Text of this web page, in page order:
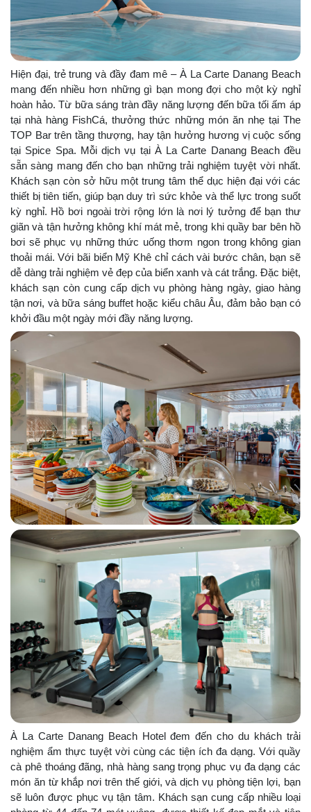
Hiện đại, trẻ trung và đầy đam mê – À La Carte Danang Beach
mang đến nhiều hơn những gì bạn mong đợi cho một kỳ nghỉ
hoàn hảo. Từ bữa sáng tràn đầy năng lượng đến bữa tối ấm áp
tại nhà hàng FishCá, thưởng thức những món ăn nhẹ tại The
TOP Bar trên tầng thượng, hay tận hưởng hương vị cuộc sống
tại Spice Spa. Mỗi dịch vụ tại À La Carte Danang Beach đều
sẵn sàng mang đến cho bạn những trải nghiệm tuyệt vời nhất.
Khách sạn còn sở hữu một trung tâm thể dục hiện đại với các
thiết bị tiên tiến, giúp bạn duy trì sức khỏe và thể lực trong suốt
kỳ nghỉ. Hồ bơi ngoài trời rộng lớn là nơi lý tưởng để bạn thư
giãn và tận hưởng không khí mát mẻ, trong khi quầy bar bên hồ
bơi sẽ phục vụ những thức uống thơm ngon trong không gian
thoải mái. Với bãi biển Mỹ Khê chỉ cách vài bước chân, bạn sẽ
dễ dàng trải nghiệm vẻ đẹp của biển xanh và cát trắng. Đặc biệt,
khách sạn còn cung cấp dịch vụ phòng hàng ngày, giao hàng
tận nơi, và bữa sáng buffet hoặc kiểu châu Âu, đảm bảo bạn có
khởi đầu một ngày mới đầy năng lượng.
À La Carte Danang Beach Hotel đem đến cho du khách trải
nghiệm ẩm thực tuyệt vời cùng các tiện ích đa dạng. Với quầy
cà phê thoáng đãng, nhà hàng sang trọng phục vụ đa dạng các
món ăn từ khắp nơi trên thế giới, và dịch vụ phòng tiện lợi, bạn
sẽ luôn được phục vụ tận tâm. Khách sạn cung cấp nhiều loại